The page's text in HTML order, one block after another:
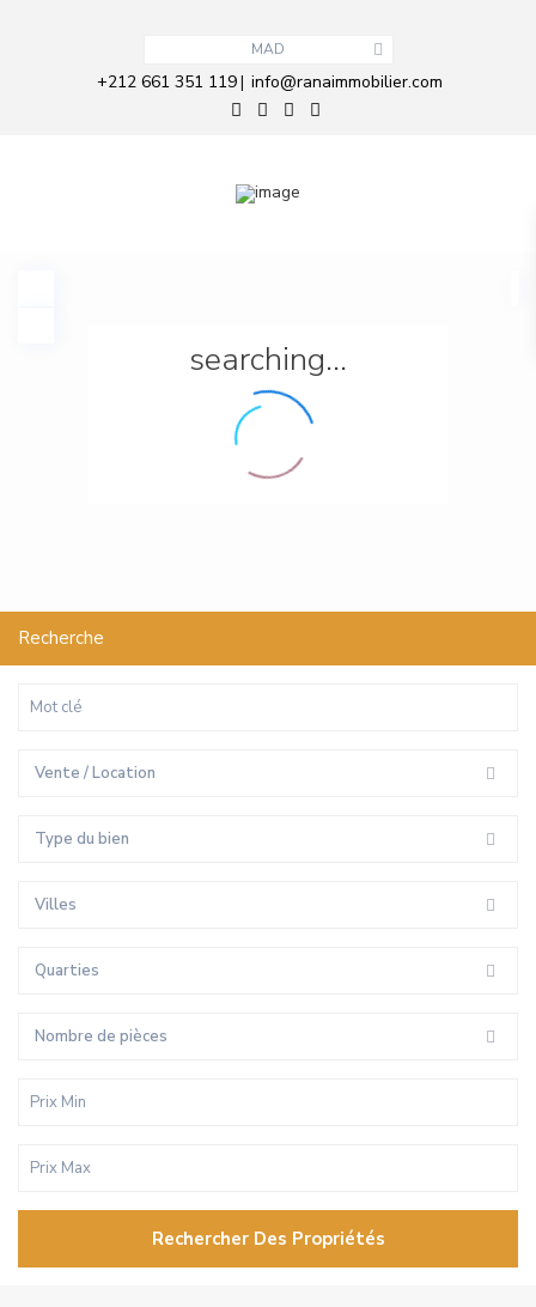
MAD
+212 661 351 119| info@ranaimmobilier.com
searching...
Recherche
Vente / Location
Type du bien
Villes
Quarties
Nombre de pièces
Rechercher Des Propriétés